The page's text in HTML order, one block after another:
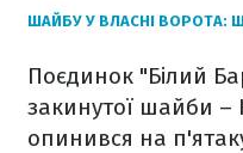
ШАЙБУ У ВЛАСНІ ВОРОТА:
Поєдинок "Білий
закинутої шайби –
опинився на